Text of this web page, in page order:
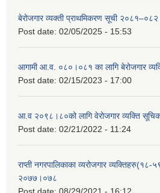
बेरोजगार व्यक्ती प्राथमिकरण सूची २०८१–०८२
Post date: 02/05/2025 - 15:53
आगामी आ.व. ०८०।०८१ का लागि बेरोजगार
Post date: 02/15/2023 - 17:00
आ.व २०९८।८०को लागि वेरोजगार व्यक्ति
Post date: 02/21/2022 - 11:24
राप्ती नगरपालिकाका व्यरोजगार
२०७७।०७८